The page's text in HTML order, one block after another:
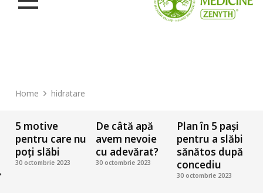
Home hidratare
5 motive
pentru care nu
poți slăbi
30 octombrie 2023
De câtă apă
avem nevoie
cu adevărat?
30 octombrie 2023
Plan în 5 pași
pentru a slăbi
sănătos după
concediu
30 octombrie 2023